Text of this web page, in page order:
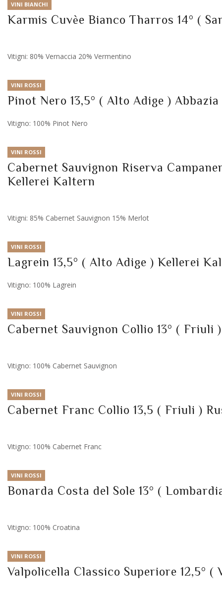
VINI BIANCHI
Karmis Cuvèe Bianco Tharros 14° (
Vitigni: 80% Vernaccia 20% Vermentino
VINI ROSSI
Pinot Nero 13,5° ( Alto Adige )
Vitigno: 100% Pinot Nero
VINI ROSSI
Cabernet Sauvignon Riserva
Kellerei Kaltern
Vitigni: 85% Cabernet Sauvignon 15% Merlot
VINI ROSSI
Lagrein 13,5° ( Alto Adige ) Kellerei
Vitigno: 100% Lagrein
VINI ROSSI
Cabernet Sauvignon Collio 13° ( Friuli
Vitigno: 100% Cabernet Sauvignon
VINI ROSSI
Cabernet Franc Collio 13,5 ( Friuli )
Vitigno: 100% Cabernet Franc
VINI ROSSI
Bonarda Costa del Sole 13° (
Vitigno: 100% Croatina
VINI ROSSI
Valpolicella Classico Superiore 12,5° (